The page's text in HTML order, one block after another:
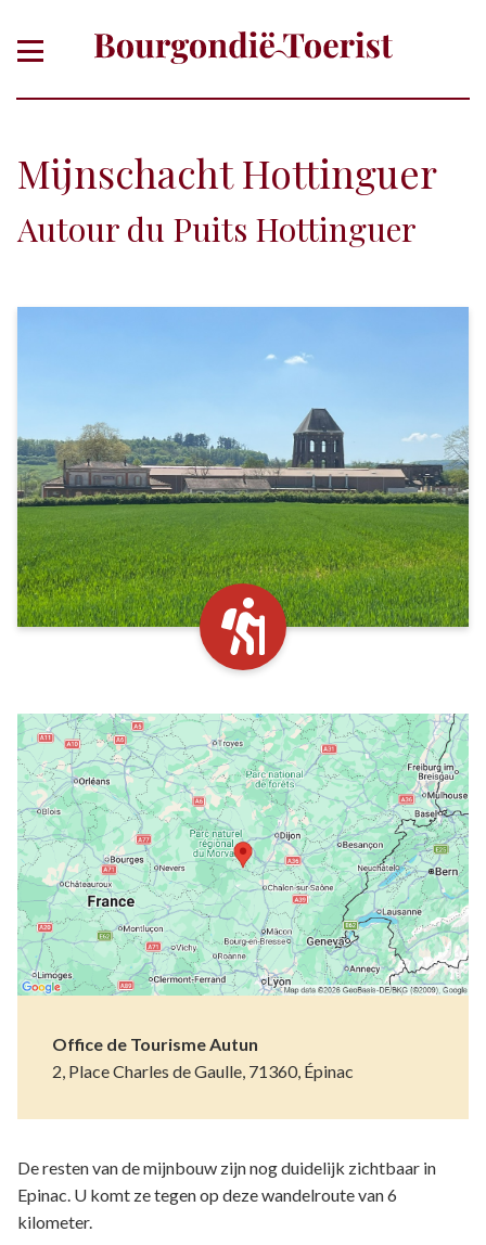
Mijnschacht Hottinguer
Autour du Puits Hottinguer
Office de Tourisme Autun
2, Place Charles de Gaulle, 71360, Épinac
De resten van de mijnbouw zijn nog duidelijk zichtbaar in
Epinac. U komt ze tegen op deze wandelroute van 6
kilometer.